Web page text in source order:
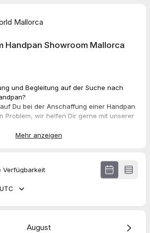
Mallorca
Handpan Showroom Mallorca
und Begleitung auf der Suche nach
Du bei der Anschaffung einer Handpan
Problem, wir helfen Dir gerne mit unserer
zu finden.
Hier können wir Dich mit unserer
und täglichen Praxis kompetent
Skala, Material, Form, Anzahl Tonfelder,
das gilt es abzuwägen.
Herstellern zum Ausprobieren an.
Mehr anzeigen
Verfügbarkeit
August